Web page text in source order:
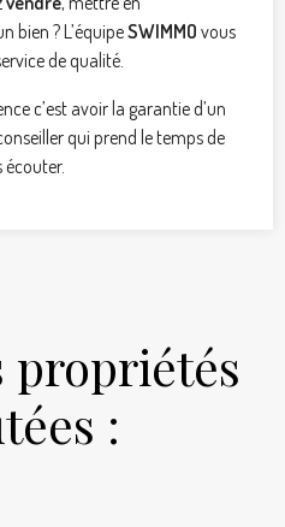
bien ? L’équipeSWIMMO vous
de qualité.
c’est avoir la garantie d’un
qui prend le temps de
écouter.
propriétés
: